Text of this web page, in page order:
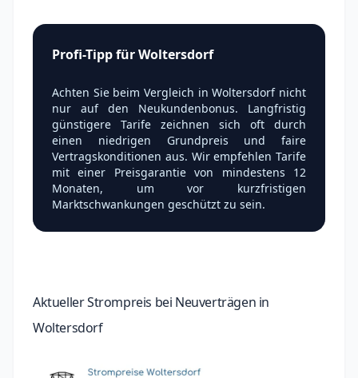
Profi-Tipp für Woltersdorf
Achten Sie beim Vergleich in Woltersdorf nicht
nur auf den Neukundenbonus. Langfristig
günstigere Tarife zeichnen sich oft durch
einen niedrigen Grundpreis und faire
Vertragskonditionen aus. Wir empfehlen Tarife
mit einer Preisgarantie von mindestens 12
Monaten, um vor kurzfristigen
Marktschwankungen geschützt zu sein.
Aktueller Strompreis bei Neuverträgen in
Woltersdorf